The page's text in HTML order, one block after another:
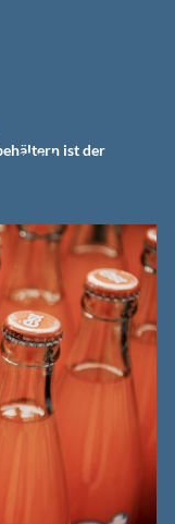
ny ist der